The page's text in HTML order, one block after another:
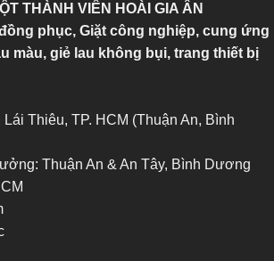
THÀNH VIÊN HOÀI GIA ÂN
phục, Giặt công nghiệp, cung ứng
màu, giẻ lau không bụi, trang thiết bị
Thiêu, TP. HCM (Thuận An, Bình
Thuận An & An Tây, Bình Dương